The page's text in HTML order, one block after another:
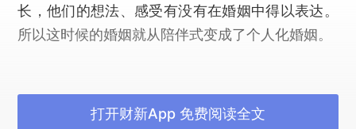
长，他们的想法、感受有没有在婚姻中得以表达。
所以这时候的婚姻就从陪伴式变成了个人化婚姻。
每一个人都应该发展成一个独立有成就感的自我，
而不应该仅仅是为了你的配偶或者家庭牺牲你自
打开财新App 免费阅读全文